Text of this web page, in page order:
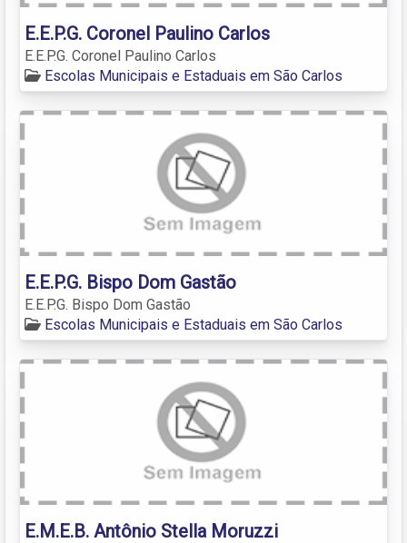
E.E.P.G. Coronel Paulino Carlos
E.E.P.G. Coronel Paulino Carlos
Escolas Municipais e Estaduais em São Carlos
E.E.P.G. Bispo Dom Gastão
E.E.P.G. Bispo Dom Gastão
Escolas Municipais e Estaduais em São Carlos
E.M.E.B. Antônio Stella Moruzzi